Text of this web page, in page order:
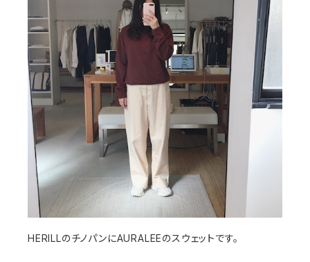
HERILLのチノパンにAURALEEのスウェットです。